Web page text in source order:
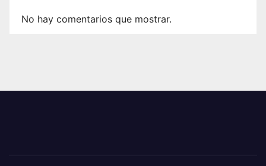
No hay comentarios que mostrar.